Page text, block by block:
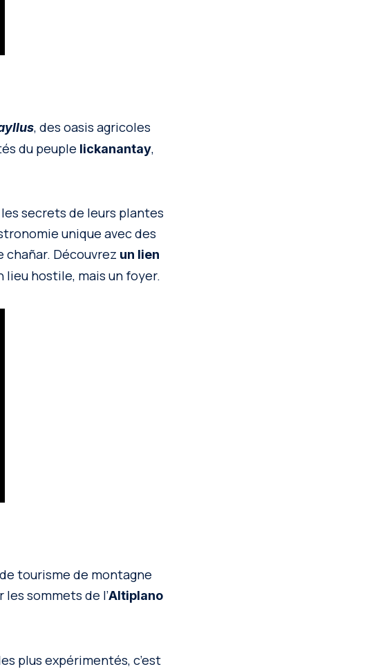
, des oasis agricoles
du peuple lickanantay,
secrets de leurs plantes
unique avec des
chañar. Découvrez un lien
lieu hostile, mais un foyer.
tourisme de montagne
sommets de l’Altiplano
plus expérimentés, c’est